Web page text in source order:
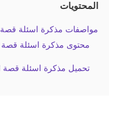
المحتويات
مواصفات مذكرة اسئلة قصة david copperfield
محتوى مذكرة اسئلة قصة david copperfield
تحميل مذكرة اسئلة قصة david copperfield